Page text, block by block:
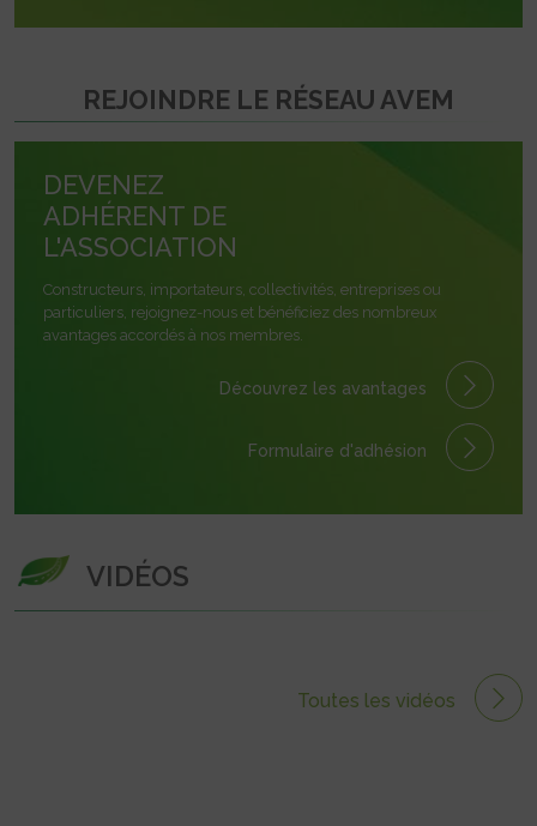
REJOINDRE LE RÉSEAU AVEM
DEVENEZ
ADHÉRENT DE
L'ASSOCIATION
Constructeurs, importateurs, collectivités, entreprises ou
particuliers, rejoignez-nous et bénéficiez des nombreux
avantages accordés à nos membres.
Découvrez les avantages
Formulaire d'adhésion
VIDÉOS
Toutes les vidéos